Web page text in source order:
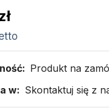
Produkt na
w: Skontaktuj się z